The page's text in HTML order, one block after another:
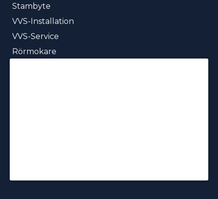
Stambyte
VVS-Installation
VVS-Service
Rörmokare